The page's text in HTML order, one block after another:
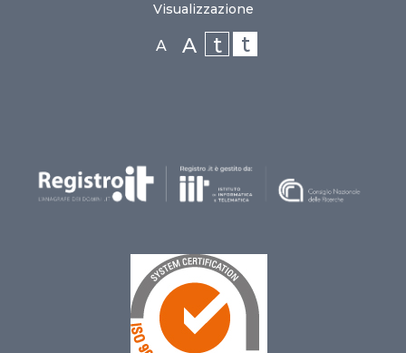
Visualizzazione
A A t t